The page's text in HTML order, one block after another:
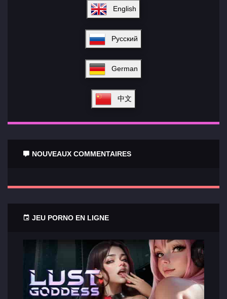
English
Русский
German
中文
NOUVEAUX COMMENTAIRES
JEU PORNO EN LIGNE